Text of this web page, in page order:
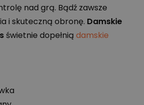
nad grą. Bądź zawsze
i skuteczną obronę. Damskie
świetnie dopełnią damskie